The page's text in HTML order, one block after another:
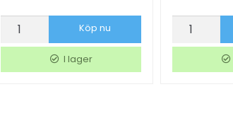
Citrus
Köp nu
I lager
140